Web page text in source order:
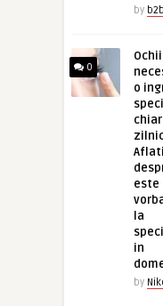
by
0
Ochii
o
chiar
Aflati
este
la
in
by